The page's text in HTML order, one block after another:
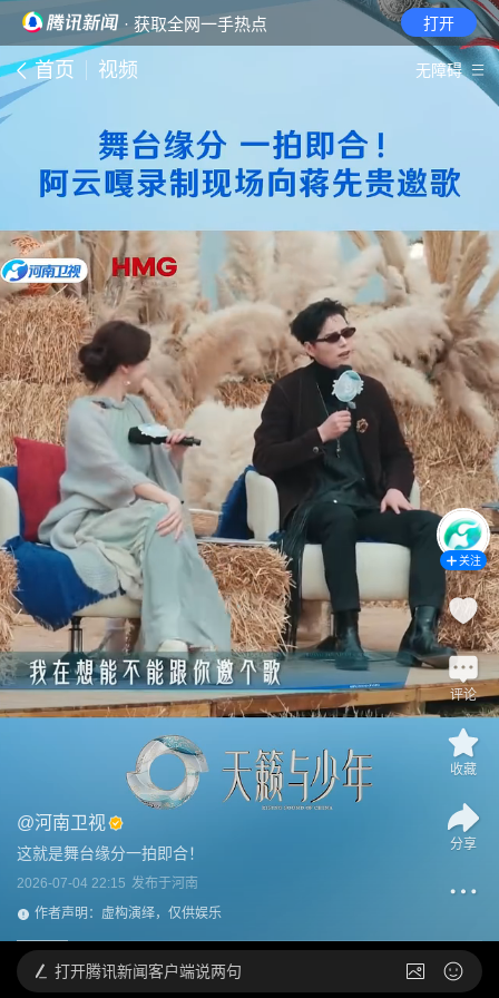
· 获取全网一手热点 打开
首页 视频 无障碍
@河南卫视
这就是舞台缘分一拍即合！
2026-07-04 22:15 发布于河南
作者声明：虚构演绎，仅供娱乐
关注
评论
收藏
分享
打开腾讯新闻客户端说两句